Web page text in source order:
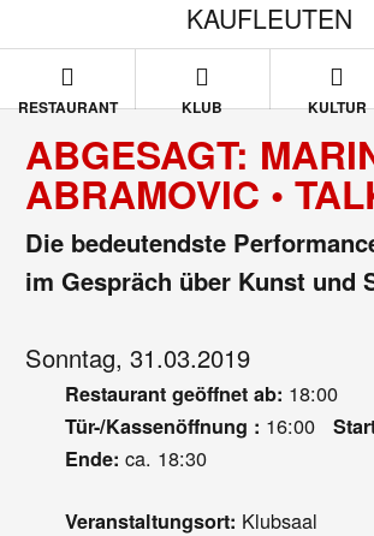
KAUFLEUTEN
RESTAURANT KLUB KULTUR
ABGESAGT:
ABRAMOVIC •
Die bedeutendste
im Gespräch über Kunst und
Sonntag, 31.03.2019
Restaurant geöffnet ab: 18:00
Tür-/Kassenöffnung : 16:00
Ende: ca. 18:30
Veranstaltungsort: Klubsaal